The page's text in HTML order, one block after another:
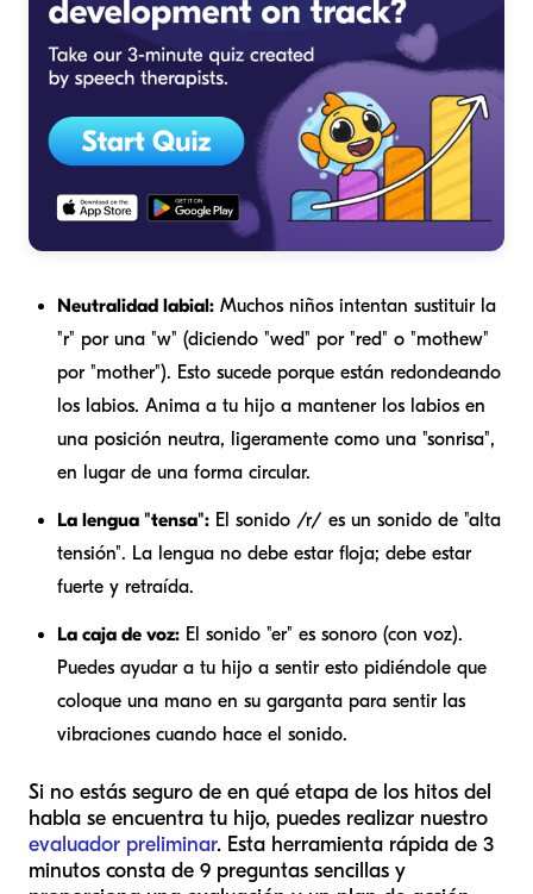
Neutralidad labial: Muchos niños intentan sustituir la
"r" por una "w" (diciendo "wed" por "red" o "mothew"
por "mother"). Esto sucede porque están redondeando
los labios. Anima a tu hijo a mantener los labios en
una posición neutra, ligeramente como una "sonrisa",
en lugar de una forma circular.
La lengua "tensa": El sonido /r/ es un sonido de "alta
tensión". La lengua no debe estar floja; debe estar
fuerte y retraída.
La caja de voz: El sonido "er" es sonoro (con voz).
Puedes ayudar a tu hijo a sentir esto pidiéndole que
coloque una mano en su garganta para sentir las
vibraciones cuando hace el sonido.
Si no estás seguro de en qué etapa de los hitos del
habla se encuentra tu hijo, puedes realizar nuestro
evaluador preliminar. Esta herramienta rápida de 3
minutos consta de 9 preguntas sencillas y